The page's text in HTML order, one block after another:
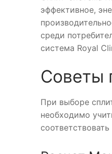
эффективное,
среди
система Royal
Советы
При выборе
необходимо